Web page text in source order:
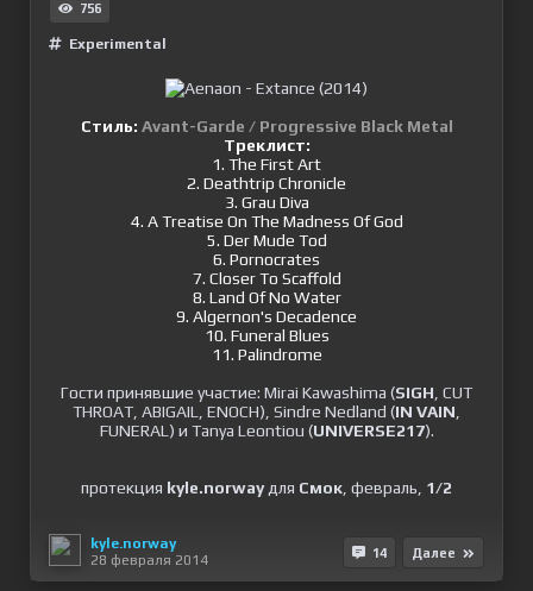
756
Experimental
Стиль: Avant-Garde / Progressive Black Metal
Треклист:
1. The First Art
2. Deathtrip Chronicle
3. Grau Diva
4. A Treatise On The Madness Of God
5. Der Mude Tod
6. Pornocrates
7. Closer To Scaffold
8. Land Of No Water
9. Algernon's Decadence
10. Funeral Blues
11. Palindrome
Гости принявшие участие: Mirai Kawashima (SIGH , CUT
THROAT, ABIGAIL, ENOCH), Sindre Nedland (IN VAIN
FUNERAL) и Tanya Leontiou (UNIVERSE217).
протекция kyle.norwayдля Смок , февраль, 1/2
kyle.norway
28 февраля 2014
14 Далее